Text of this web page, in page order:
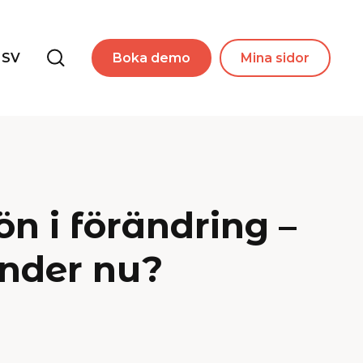
SV Boka demo Mina sidor
i förändring –
nu?